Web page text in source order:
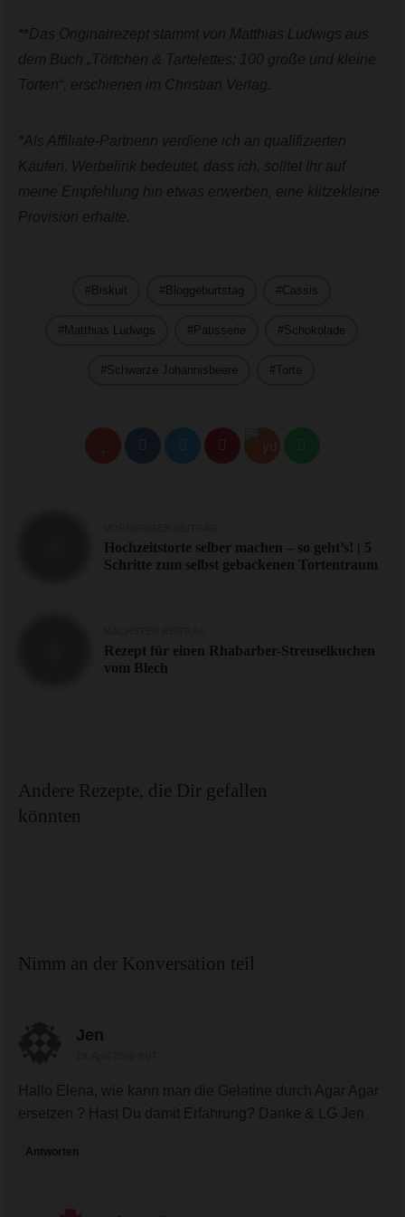
Das Originalrezept stammt von Matthias Ludwigs aus
dem Buch „Törtchen & Tartelettes: 100 große und kleine
Torten“, erschienen im Christian Verlag.
*Als Affiliate-Partnerin verdiene ich an qualifizierten
Käufen. Werbelink bedeutet, dass ich, solltet Ihr auf
meine Empfehlung hin etwas erwerben, eine klitzekleine
Provision erhalte.
Biskuit Bloggeburtstag Cassis
Matthias Ludwigs Patisserie Schokolade
Schwarze Johannisbeere Torte
Hochzeitstorte selber machen – so geht’s! | 5
Schritte zum selbst gebackenen Tortentraum
Rezept für einen Rhabarber-Streuselkuchen
vom Blech
Andere Rezepte, die Dir gefallen
könnten
Nimm an der Konversation teil
Jen
Hallo Elena, wie kann man die Gelatine durch Agar Agar
ersetzen ? Hast Du damit Erfahrung? Danke & LG Jen
Antworten